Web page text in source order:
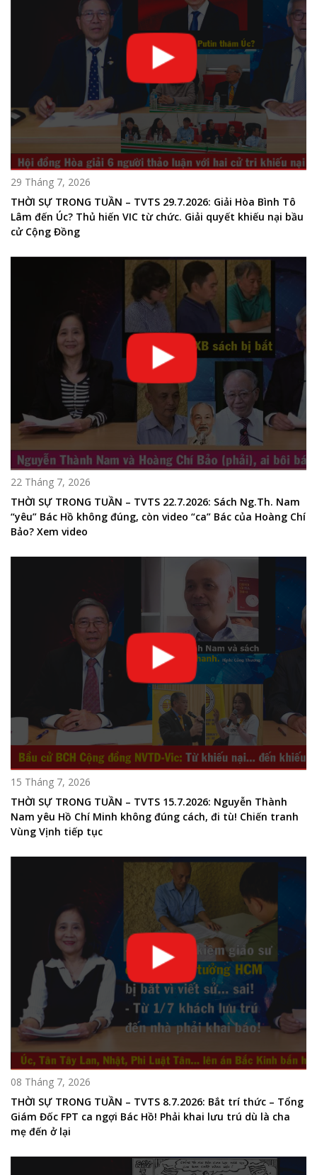
29 Tháng 7, 2026
THỜI SỰ TRONG TUẦN – TVTS 29.7.2026: Giải Hòa Bình Tô
Lâm đến Úc? Thủ hiến VIC từ chức. Giải quyết khiếu nại bầu
cử Cộng Đồng
22 Tháng 7, 2026
THỜI SỰ TRONG TUẦN – TVTS 22.7.2026: Sách Ng.Th. Nam
“yêu” Bác Hồ không đúng, còn video “ca” Bác của Hoàng Chí
Bảo? Xem video
15 Tháng 7, 2026
THỜI SỰ TRONG TUẦN – TVTS 15.7.2026: Nguyễn Thành
Nam yêu Hồ Chí Minh không đúng cách, đi tù! Chiến tranh
Vùng Vịnh tiếp tục
08 Tháng 7, 2026
THỜI SỰ TRONG TUẦN – TVTS 8.7.2026: Bắt trí thức – Tổng
Giám Đốc FPT ca ngợi Bác Hồ! Phải khai lưu trú dù là cha
mẹ đến ở lại